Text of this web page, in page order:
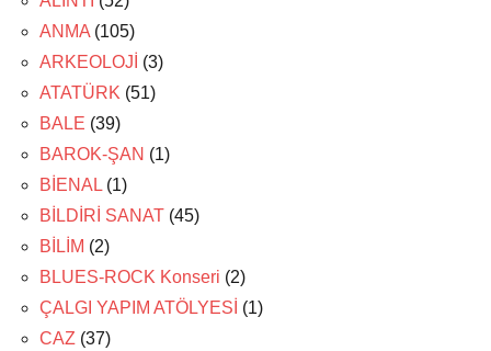
ANMA (105)
ARKEOLOJİ (3)
ATATÜRK (51)
BALE (39)
BAROK-ŞAN (1)
BİENAL (1)
BİLDİRİ SANAT (45)
BİLİM (2)
BLUES-ROCK Konseri (2)
ÇALGI YAPIM ATÖLYESİ (1)
CAZ (37)